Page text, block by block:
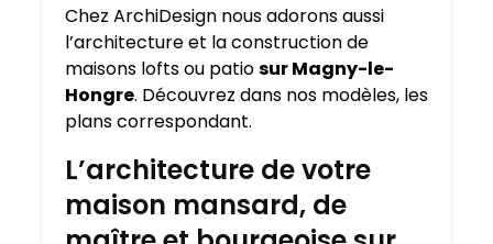
Chez ArchiDesign nous adorons aussi
l’architecture et la construction de
maisons lofts ou patiosur Magny-le-
Hongre. Découvrez dans nos modèles, les
plans correspondant.
L’architecture de votre
maison mansard, de